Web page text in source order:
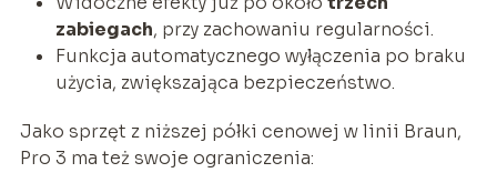
zabiegach, przy zachowaniu regularności.
Funkcja automatycznego wyłączenia po braku
użycia, zwiększająca bezpieczeństwo.
Jako sprzęt z niższej półki cenowej w linii Braun,
Pro 3 ma też swoje ograniczenia: